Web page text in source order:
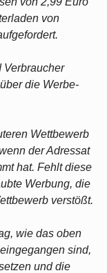
von
Verbraucher
die Werbe-
Wettbewerb
der Adressat
hat. Fehlt diese
Werbung, die
verstößt.
wie das oben
sind,
und die